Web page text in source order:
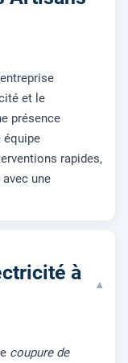
et le
présence
équipe
rapides,
une
à
▾
coupure de